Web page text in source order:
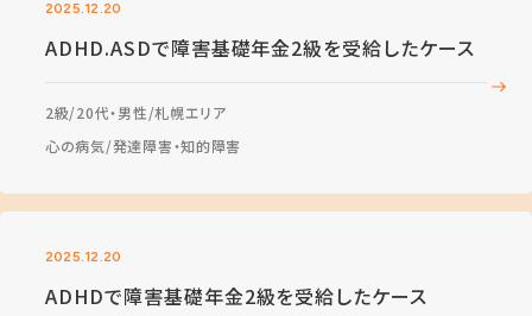
2025.12.20
ADHD.ASDで障害基礎年金2級を受給したケース
2級 20代・男性 札幌エリア
心の病気 発達障害・知的障害
2025.12.20
ADHDで障害基礎年金2級を受給したケース